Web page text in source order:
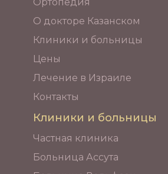
О докторе Казанском
Клиники и больницы
Цены
Лечение в Израиле
Контакты
Клиники и больницы
Частная клиника
Больница Ассута